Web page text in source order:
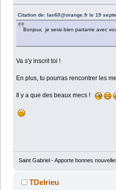
Citation de: lae60@orange.fr le 19
Bonjour, je serai bien partante avec
Va s'y inscrit toi !
En plus, tu pourras rencontrer les
Il y a que des beaux mecs !
Saint Gabriel - Apporte bonnes
TDelrieu